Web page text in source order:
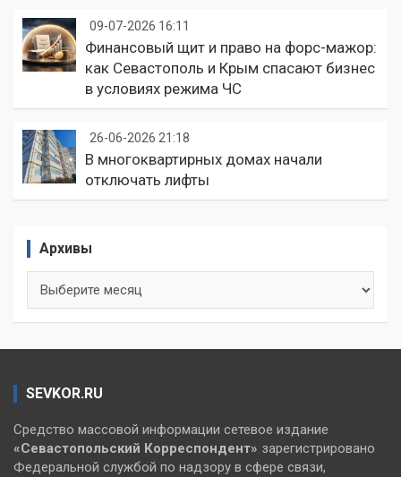
09-07-2026 16:11
Финансовый щит и право на форс-мажор:
как Севастополь и Крым спасают бизнес
в условиях режима ЧС
26-06-2026 21:18
В многоквартирных домах начали
отключать лифты
Архивы
SEVKOR.RU
Средство массовой информации сетевое издание
«Севастопольский Корреспондент» зарегистрировано
Федеральной службой по надзору в сфере связи,